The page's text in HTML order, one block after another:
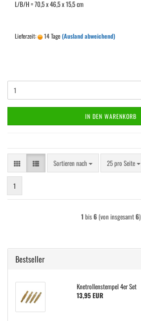
L/B/H = 70,5 x 46,5 x 15,5 cm
Lieferzeit: 14 Tage(Ausland abweichend)
IN DEN WARENKORB
Sortieren nach
Sortieren nach 25 pro Seite
pro Seite
1
1 bis6 (von insgesamt6)
Bestseller
Knetrollenstempel 4er Set
13,95 EUR